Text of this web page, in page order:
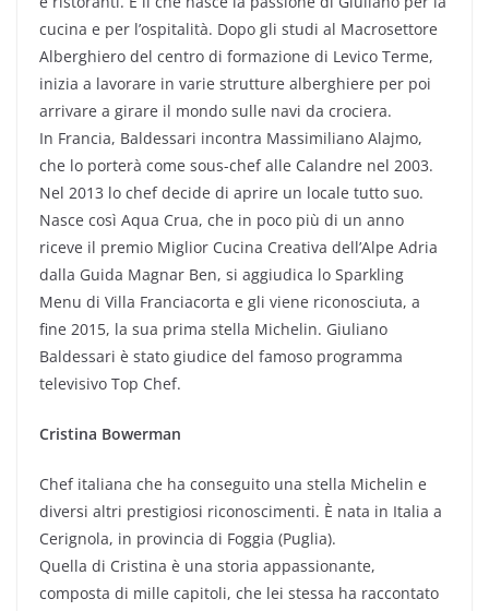
cucina e per l’ospitalità. Dopo gli studi al Macrosettore
Alberghiero del centro di formazione di Levico Terme,
inizia a lavorare in varie strutture alberghiere per poi
arrivare a girare il mondo sulle navi da crociera.
In Francia, Baldessari incontra Massimiliano Alajmo,
che lo porterà come sous-chef alle Calandre nel 2003.
Nel 2013 lo chef decide di aprire un locale tutto suo.
Nasce così Aqua Crua, che in poco più di un anno
riceve il premio Miglior Cucina Creativa dell’Alpe Adria
dalla Guida Magnar Ben, si aggiudica lo Sparkling
Menu di Villa Franciacorta e gli viene riconosciuta, a
fine 2015, la sua prima stella Michelin. Giuliano
Baldessari è stato giudice del famoso programma
televisivo Top Chef.
Cristina Bowerman
Chef italiana che ha conseguito una stella Michelin e
diversi altri prestigiosi riconoscimenti. È nata in Italia a
Cerignola, in provincia di Foggia (Puglia).
Quella di Cristina è una storia appassionante,
composta di mille capitoli, che lei stessa ha raccontato